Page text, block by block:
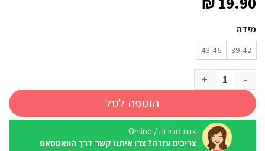
מידה
39-42
43-46
כמות של 3 זוגות קרסוליות ספורט גבר שחור סריגמיש
הוספה לסל
צוות מכירות / Online
צריכים עזרה? צרו איתנו קשר דרך הוואטסאפ